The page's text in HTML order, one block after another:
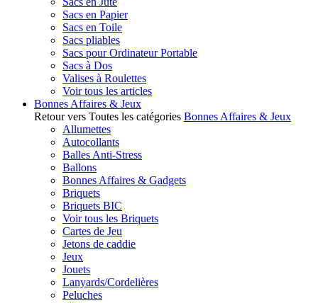
Sacs en Papier
Sacs en Toile
Sacs pliables
Sacs pour Ordinateur Portable
Sacs à Dos
Valises à Roulettes
Voir tous les articles
Bonnes Affaires & Jeux
Retour vers Toutes les catégories Bonnes Affaires & Jeux
Allumettes
Autocollants
Balles Anti-Stress
Ballons
Bonnes Affaires & Gadgets
Briquets
Briquets BIC
Voir tous les Briquets
Cartes de Jeu
Jetons de caddie
Jeux
Jouets
Lanyards/Cordelières
Peluches